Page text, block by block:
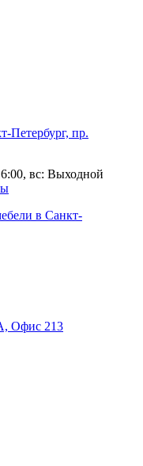
Петербург, пр.
вс: Выходной
Офис 213